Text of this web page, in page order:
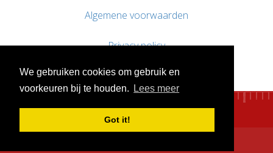
We gebruiken cookies om gebruik en
voorkeuren bij te houden.
Lees meer
Got it!
Algemene voorwaarden
Privacy policy
Contact / Support